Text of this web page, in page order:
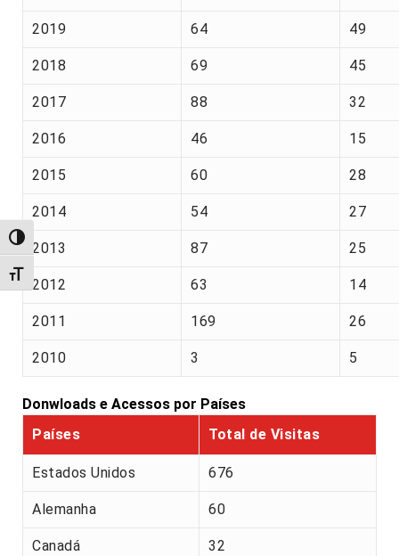
Alternar alto contraste
Alternar tamanho da fonte
2019 64 49
2018 69 45
2017 88 32
2016 46 15
2015 60 28
2014 54 27
2013 87 25
2012 63 14
2011 169 26
2010 3 5
Donwloads e Acessos por Países
Países
Total de Visitas
Estados Unidos 676
Alemanha 60
Canadá 32